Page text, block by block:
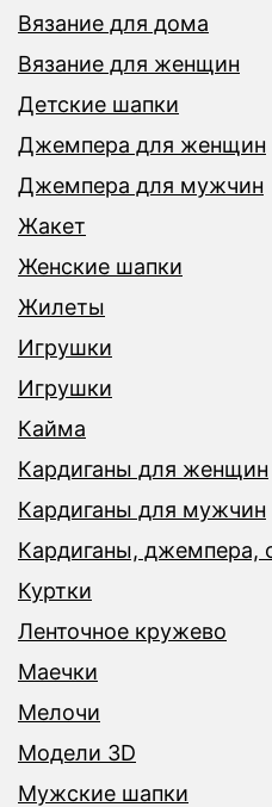
Вязание для дома
Вязание для женщин
Детские шапки
Джемпера для женщин
Джемпера для мужчин
Жакет
Женские шапки
Жилеты
Игрушки
Игрушки
Кайма
Кардиганы для женщин
Кардиганы для мужчин
Кардиганы, джемпера,
Куртки
Ленточное кружево
Маечки
Мелочи
Модели 3D
Мужские шапки